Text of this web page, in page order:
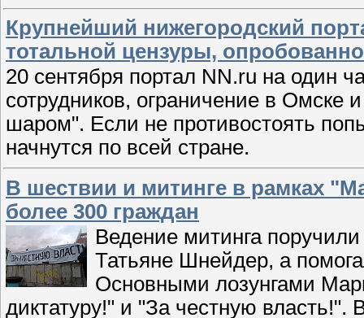
Крупнейший нижегородский
тотальной цензуры,
20 сентября портал NN.ru на один
сотрудников, ограничение в Омске
шаром". Если не противостоять
начнутся по всей стране.
В шествии и митинге в рамках
более 300 граждан
Ведение митинга
Татьяне Шнейдер, а
Основными лозунгами
диктатуру!" и "За честную